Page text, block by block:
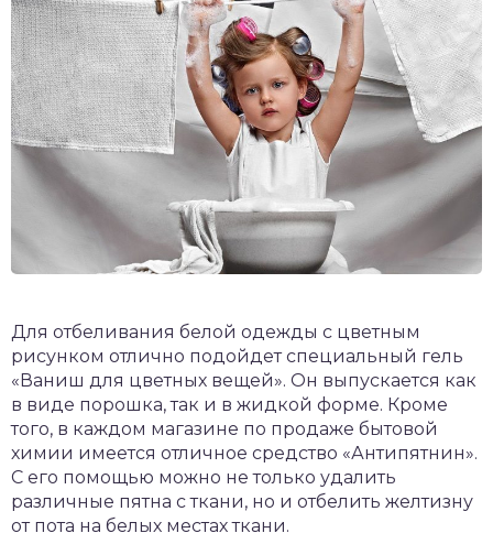
Для отбеливания белой одежды с цветным
рисунком отлично подойдет специальный гель
«Ваниш для цветных вещей». Он выпускается как
в виде порошка, так и в жидкой форме. Кроме
того, в каждом магазине по продаже бытовой
химии имеется отличное средство «Антипятнин».
С его помощью можно не только удалить
различные пятна с ткани, но и отбелить желтизну
от пота на белых местах ткани.